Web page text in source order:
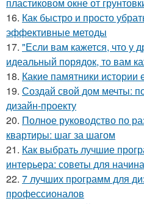
16. Как быстро и просто
эффективные методы
17. "Если вам кажется, что у
идеальный порядок, то вам
18. Какие памятники истории
19. Создай свой дом мечты:
дизайн-проекту
20. Полное руководство по
квартиры: шаг за шагом
21. Как выбрать лучшие
интерьера: советы для
22. 7 лучших программ для
профессионалов